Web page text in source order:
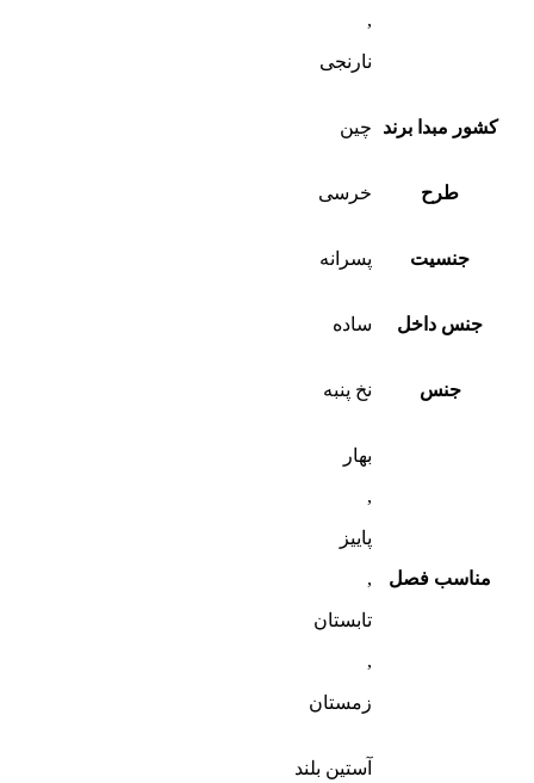
,
نارنجی
کشور مبدا برند چین
طرح خرسی
جنسیت پسرانه
جنس داخل ساده
جنس نخ پنبه
مناسب فصل
بهار
,
پاییز
,
تابستان
,
زمستان
آستین بلند